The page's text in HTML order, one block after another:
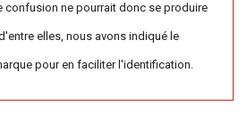
confusion ne pourrait donc se produire
elles, nous avons indiqué le
pour en faciliter l'identification.